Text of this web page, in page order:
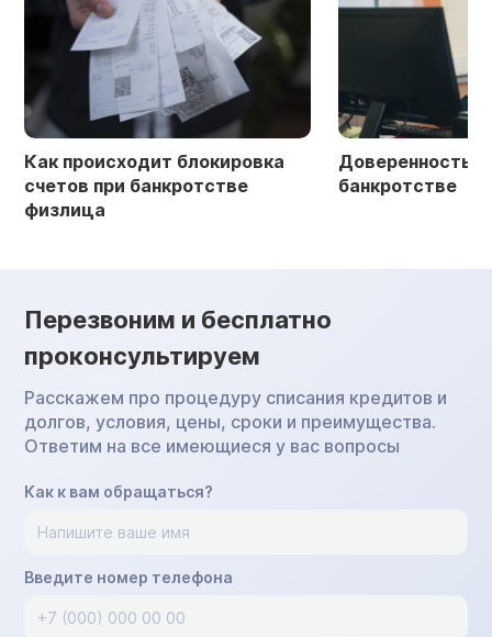
Как происходит блокировка
счетов при банкротстве
физлица
Доверенность
банкротстве
Перезвоним и бесплатно
проконсультируем
Расскажем про процедуру списания кредитов и
долгов, условия, цены, сроки и преимущества.
Ответим на все имеющиеся у вас вопросы
Как к вам обращаться?
Введите номер телефона